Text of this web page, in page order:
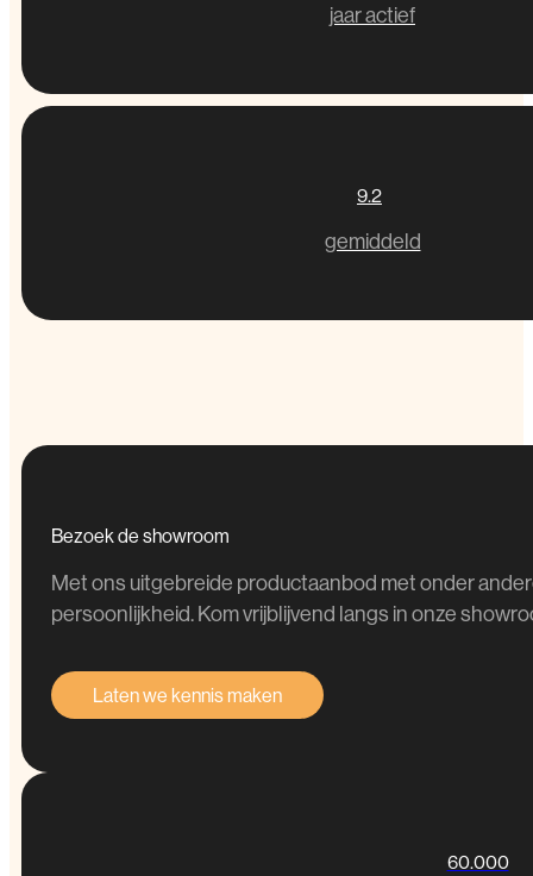
jaar actief
9.2
gemiddeld
Bezoekde showroom
Met ons uitgebreide productaanbod met onder
persoonlijkheid. Kom vrijblijvend langs in onze
Laten we kennis maken
60.000